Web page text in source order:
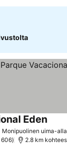
Monipuolinen uima-
Eden
606